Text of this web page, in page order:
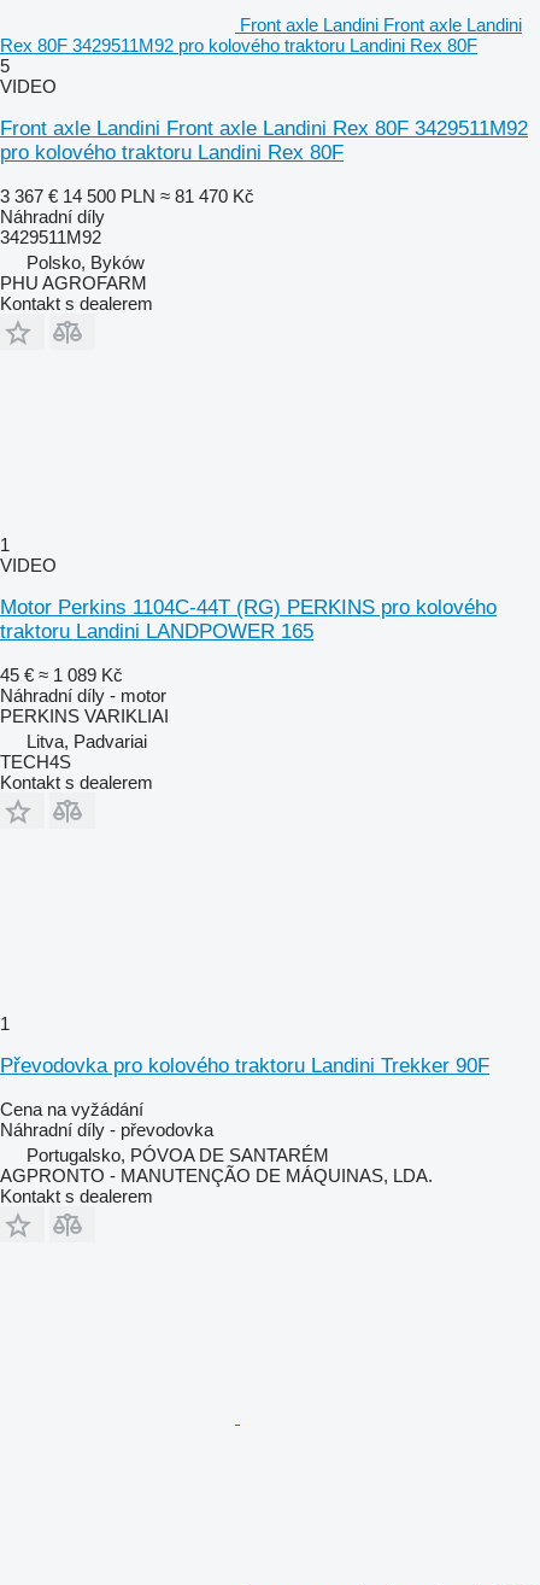
Front axle Landini Front axle Landini
Rex 80F 3429511M92 pro kolového traktoru Landini Rex 80F
5
VIDEO
Front axle Landini Front axle Landini Rex 80F 3429511M92
pro kolového traktoru Landini Rex 80F
3 367 € 14 500 PLN ≈ 81 470 Kč
Náhradní díly
3429511M92
Polsko, Byków
PHU AGROFARM
Kontakt s dealerem
1
VIDEO
Motor Perkins 1104C-44T (RG) PERKINS pro kolového
traktoru Landini LANDPOWER 165
45 € ≈ 1 089 Kč
Náhradní díly - motor
PERKINS VARIKLIAI
Litva, Padvariai
TECH4S
Kontakt s dealerem
1
Převodovka pro kolového traktoru Landini Trekker 90F
Cena na vyžádání
Náhradní díly - převodovka
Portugalsko, PÓVOA DE SANTARÉM
AGPRONTO - MANUTENÇÃO DE MÁQUINAS, LDA.
Kontakt s dealerem